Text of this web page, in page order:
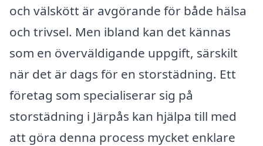
och välskött är avgörande för både hälsa
och trivsel. Men ibland kan det kännas
som en överväldigande uppgift, särskilt
när det är dags för en storstädning. Ett
företag som specialiserar sig på
storstädning i Järpås kan hjälpa till med
att göra denna process mycket enklare